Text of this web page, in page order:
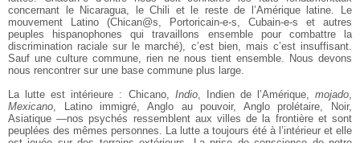
concernant le Nicaragua, le Chili et le reste de l’Amérique latine. Le
mouvement Latino (Chican@s, Portoricain-e-s, Cubain-e-s et autres
peuples hispanophones qui travaillons ensemble pour combattre la
discrimination raciale sur le marché), c’est bien, mais c’est insuffisant.
Sauf une culture commune, rien ne nous tient ensemble. Nous devons
nous rencontrer sur une base commune plus large.
La lutte est intérieure : Chicano, Indio, Indien de l’Amérique,mojado
Mexicano , Latino immigré, Anglo au pouvoir, Anglo prolétaire, Noir,
Asiatique —nos psychés ressemblent aux villes de la frontière et sont
peuplées des mêmes personnes. La lutte a toujours été à l’intérieur et elle